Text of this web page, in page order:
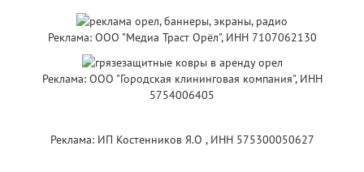
Реклама: ООО "Медиа Траст Орёл", ИНН 7107062130
Реклама: ООО "Городская клининговая компания", ИНН
5754006405
Реклама: ИП Костенников Я.О , ИНН 575300050627